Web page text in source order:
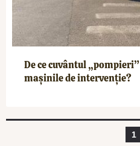
De ce cuvântul
mașinile de intervenție?
1